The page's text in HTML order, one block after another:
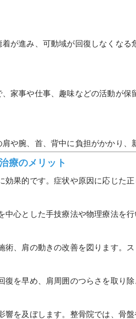
が進み、可動域が回復しなくなる
家事や仕事、趣味などの活動が保
や腕、首、背中に負担がかかり、
療のメリット
効果的です。症状や原因に応じた
中心とした手技療法や物理療法を
術、肩の動きの改善を図ります。
復を早め、肩周囲のつらさを取り
響を及ぼします。整骨院では、骨